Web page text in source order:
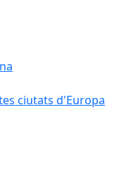
ciutats d'Europa